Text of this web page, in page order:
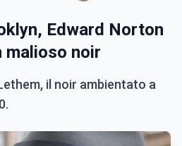
Edward Norton
malioso noir
il noir ambientato a